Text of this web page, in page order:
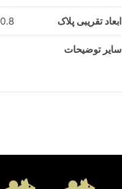
ابعاد تقریبی پلاک 0.8 × 0.8 سانتی‌متر
سایر توضیحات